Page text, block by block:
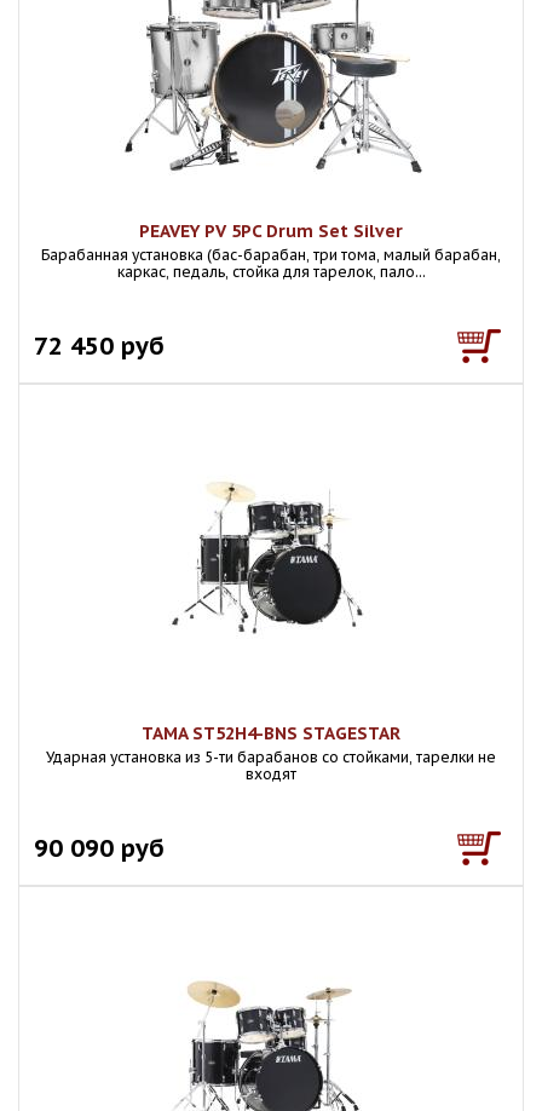
PEAVEY PV 5PC Drum Set Silver
Барабанная установка (бас-барабан, три тома, малый барабан,
каркас, педаль, стойка для тарелок, пало...
72 450 руб
TAMA ST52H4-BNS STAGESTAR
Ударная установка из 5-ти барабанов со стойками, тарелки не
входят
90 090 руб